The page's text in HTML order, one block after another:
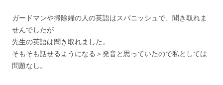
ガードマンや掃除婦の人の英語はスパニッシュで、聞き取れま
せんでしたが
先生の英語は聞き取れました。
そもそも話せるようになる＞発音と思っていたので私としては
問題なし。